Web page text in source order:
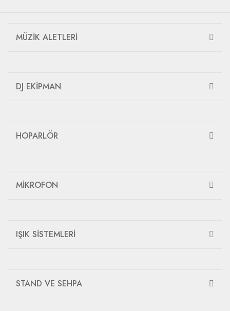
MÜZİK ALETLERİ
DJ EKİPMAN
HOPARLÖR
MİKROFON
IŞIK SİSTEMLERİ
STAND VE SEHPA